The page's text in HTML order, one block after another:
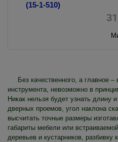
Без качественного, а главное
инструмента, невозможно в
Никак нельзя будет узнать длину
дверных проемов, угол наклона
высчитать точные размеры
габариты мебели или
деревьев и кустарников,